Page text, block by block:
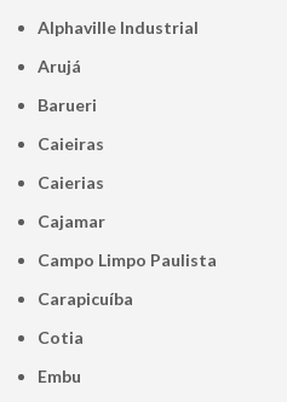
Alphaville Industrial
Arujá
Barueri
Caieiras
Caierias
Cajamar
Campo Limpo Paulista
Carapicuíba
Cotia
Embu